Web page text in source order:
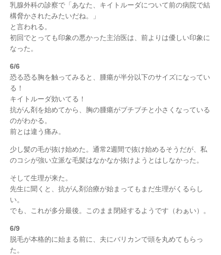
乳腺外科の診察で「あなた、キイトルーダについて前の病院で結
構脅かされたみたいだね。」
と言われる。
初回でとっても印象の悪かった主治医は、前よりは優しい印象に
なった。
6/6
恐る恐る胸を触ってみると、腫瘍が半分以下のサイズになってい
る！
キイトルーダ効いてる！
抗がん剤を始めてから、胸の腫瘍がブチブチと小さくなっている
のがわかる。
前とは違う痛み。
少し髪の毛が抜け始めた。通常2週間で抜け始めるそうだが、私
のコシが強い立派な毛髪はなかなか抜けようとはしなかった。
そして生理が来た。
先生に聞くと、抗がん剤治療が始まってもまだ生理がくるらし
い。
でも、これが多分最後。このまま閉経するようです（わぁい）。
6/9
脱毛が本格的に始まる前に、夫にバリカンで頭を丸めてもらっ
た。